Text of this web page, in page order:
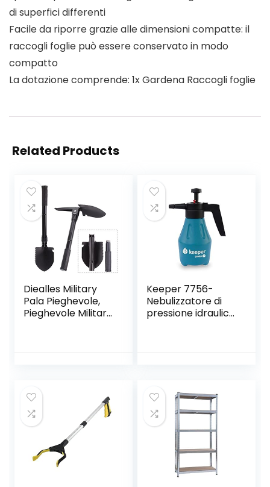
di superfici differenti
Facile da riporre grazie alle dimensioni compatte: il
raccogli foglie può essere conservato in modo
compatto
La dotazione comprende: 1x Gardena Raccogli foglie
Related Products
Diealles Military
Pala Pieghevole,
Pieghevole Militare
Giardinaggio,
Militari
Keeper 7756-
Nebulizzatore di
pressione idraulica